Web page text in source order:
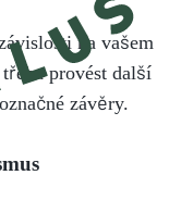
na vašem
provést další
závěry.